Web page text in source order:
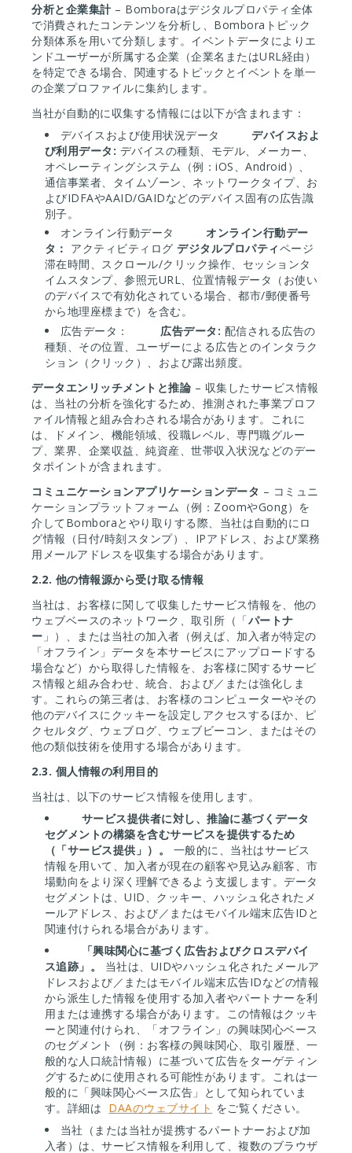
分析と企業集計 – Bomboraはデジタルプロパティ全体
で消費されたコンテンツを分析し、Bomboraトピック
分類体系を用いて分類します。イベントデータによりエ
ンドユーザーが所属する企業（企業名またはURL経由）
を特定できる場合、関連するトピックとイベントを単一
の企業プロファイルに集約します。
当社が自動的に収集する情報には以下が含まれます：
デバイスおよび使用状況データデバイスおよ
び利用データ: デバイスの種類、モデル、メーカー、
オペレーティングシステム（例：iOS、Android）、
通信事業者、タイムゾーン、ネットワークタイプ、お
よびIDFAやAAID/GAIDなどのデバイス固有の広告識
別子。
オンライン行動データオンライン行動デー
タ： アクティビティログデジタルプロパティページ
滞在時間、スクロール/クリック操作、セッションタ
イムスタンプ、参照元URL、位置情報データ（お使い
のデバイスで有効化されている場合、都市/郵便番号
から地理座標まで）を含む。
広告データ： 広告データ: 配信される広告の
種類、その位置、ユーザーによる広告とのインタラク
ション（クリック）、および露出頻度。
データエンリッチメントと推論 – 収集したサービス情報
は、当社の分析を強化するため、推測された事業プロフ
ァイル情報と組み合わされる場合があります。これに
は、ドメイン、機能領域、役職レベル、専門職グルー
プ、業界、企業収益、純資産、世帯収入状況などのデー
タポイントが含まれます。
コミュニケーションアプリケーションデータ – コミュニ
ケーションプラットフォーム（例：ZoomやGong）を
介してBomboraとやり取りする際、当社は自動的にロ
グ情報（日付/時刻スタンプ）、IPアドレス、および業務
用メールアドレスを収集する場合があります。
2.2. 他の情報源から受け取る情報
当社は、お客様に関して収集したサービス情報を、他の
ウェブベースのネットワーク、取引所（「パートナ
ー 」）、または当社の加入者（例えば、加入者が特定の
「オフライン」データを本サービスにアップロードする
場合など）から取得した情報を、お客様に関するサービ
ス情報と組み合わせ、統合、および／または強化しま
す。これらの第三者は、お客様のコンピューターやその
他のデバイスにクッキーを設定しアクセスするほか、ピ
クセルタグ、ウェブログ、ウェブビーコン、またはその
他の類似技術を使用する場合があります。
2.3. 個人情報の利用目的
当社は、以下のサービス情報を使用します。
サービス提供者に対し、推論に基づくデータ
セグメントの構築を含むサービスを提供するため
（「サービス提供」）。 一般的に、当社はサービス
情報を用いて、加入者が現在の顧客や見込み顧客、市
場動向をより深く理解できるよう支援します。データ
セグメントは、UID、クッキー、ハッシュ化されたメ
ールアドレス、および／またはモバイル端末広告IDと
関連付けられる場合があります。
「興味関心に基づく広告およびクロスデバイ
ス追跡」。
当社は、UIDやハッシュ化されたメールア
ドレスおよび／またはモバイル端末広告IDなどの情報
から派生した情報を使用する加入者やパートナーを利
用または連携する場合があります。この情報はクッキ
ーと関連付けられ、「オフライン」の興味関心ベース
のセグメント（例：お客様の興味関心、取引履歴、一
般的な人口統計情報）に基づいて広告をターゲティン
グするために使用される可能性があります。これは一
般的に「興味関心ベース広告」として知られていま
す。詳細は DAAのウェブサイト をご覧ください。
当社（または当社が提携するパートナーおよび加
入者）は、サービス情報を利用して、複数のブラウザ